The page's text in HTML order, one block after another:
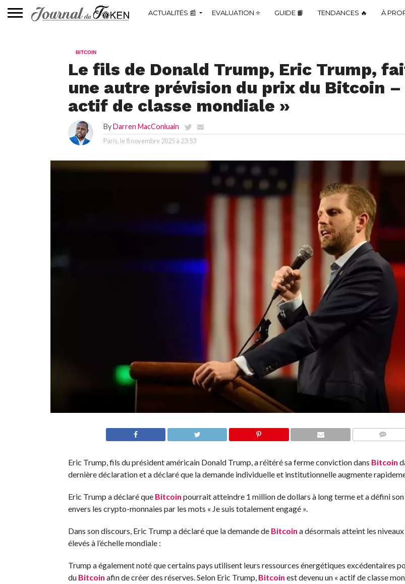
ACTUALITÉS 📰 EVALUATION ⭐ GUIDE 📙 TENDANCES 🔥 À
BITCOIN
Le fils de Donald Trump, Eric Trump,
une autre prévision du prix du Bitcoin –
actif de classe mondiale »
ByDarren MacConluain
Paris, le 8 novembre 2025 à 23:53
Eric Trump, fils du président américain Donald Trump, a réitéré sa ferme conviction dans Bitcoin
dernière déclaration et a déclaré que la demande individuelle et institutionnelle augmente
Eric Trump a déclaré que Bitcoin pourrait atteindre 1 million de dollars à long terme et a défini
envers les crypto-monnaies par les mots « Je suis totalement engagé ».
Dans son discours, Eric Trump a déclaré que la demande de Bitcoin a désormais atteint les niveaux
élevés à l’échelle mondiale :
Trump a également noté que certains pays utilisent leurs ressources énergétiques excédentaires
du Bitcoin afin de créer des réserves. Selon Eric Trump, Bitcoin est devenu un « actif de classe